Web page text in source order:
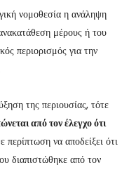
νομοθεσία η ανάληψη
μέρους ή του
περιορισμός για την
της περιουσίας, τότε
από τον έλεγχο ότι
να αποδείξει ότι
διαπιστώθηκε από τον